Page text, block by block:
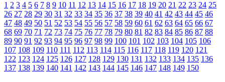
1 2 3 4 5 6 7 8 9 10 11 12 13 14 15 16 17 18 19 20 21 22 23 24 25
26 27 28 29 30 31 32 33 34 35 36 37 38 39 40 41 42 43 44 45 46
47 48 49 50 51 52 53 54 55 56 57 58 59 60 61 62 63 64 65 66 67
68 69 70 71 72 73 74 75 76 77 78 79 80 81 82 83 84 85 86 87 88
89 90 91 92 93 94 95 96 97 98 99 100 101 102 103 104 105 106
107 108 109 110 111 112 113 114 115 116 117 118 119 120 121
122 123 124 125 126 127 128 129 130 131 132 133 134 135 136
137 138 139 140 141 142 143 144 145 146 147 148 149 150